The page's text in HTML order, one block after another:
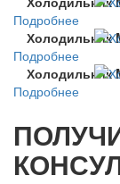
Подробнее
Холодильник
Подробнее
Холодильник
Подробнее